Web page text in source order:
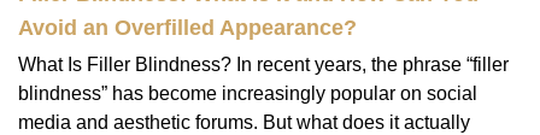
Avoid an Overfilled Appearance?
What Is Filler Blindness? In recent years, the phrase “filler
blindness” has become increasingly popular on social
media and aesthetic forums. But what does it actually